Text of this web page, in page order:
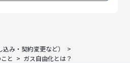
み・契約変更など）
と ガス自由化とは？